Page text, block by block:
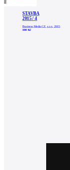
STAVBA
2015 / 4
Business Media CZ, s.r.o., 2015
100 Kč